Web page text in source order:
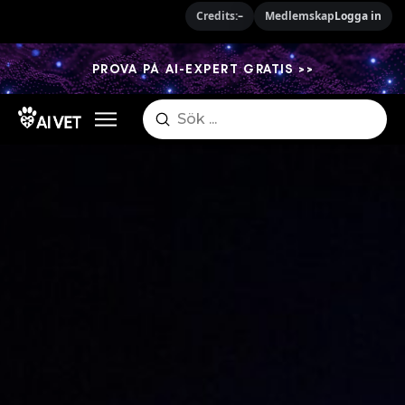
PROVA PÅ AI-EXPERT GRATIS >>
Search
Submit
Credits:– MedlemskapLogga in